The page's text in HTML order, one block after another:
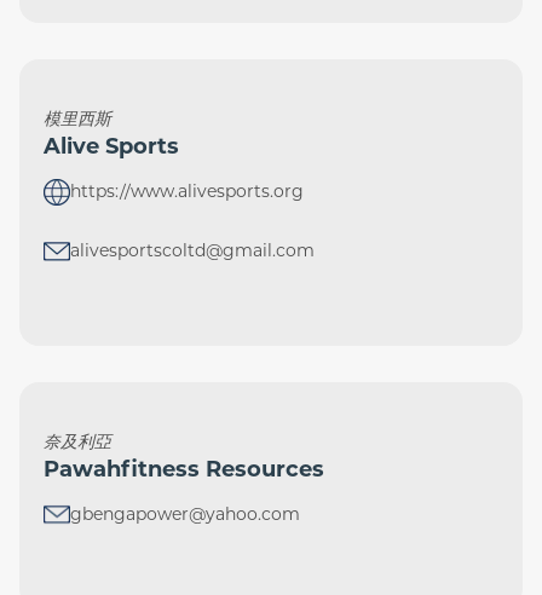
模里西斯
Alive Sports
https://www.alivesports.org
alivesportscoltd@gmail.com
奈及利亞
Pawahfitness Resources
gbengapower@yahoo.com